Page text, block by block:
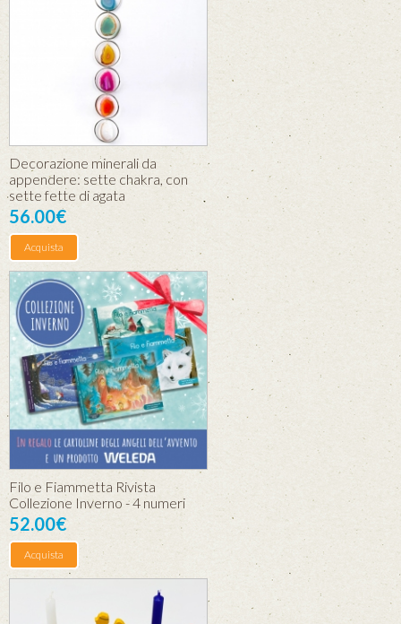
Decorazione minerali da
appendere: sette chakra, con
sette fette di agata
56.00€
Acquista
Filo e Fiammetta Rivista
Collezione Inverno - 4 numeri
52.00€
Acquista